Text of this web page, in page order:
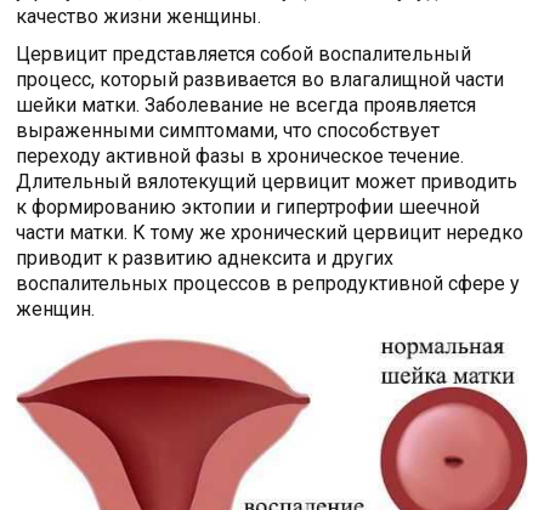
качество жизни женщины.
Цервицит представляется собой воспалительный
процесс, который развивается во влагалищной части
шейки матки. Заболевание не всегда проявляется
выраженными симптомами, что способствует
переходу активной фазы в хроническое течение.
Длительный вялотекущий цервицит может приводить
к формированию эктопии и гипертрофии шеечной
части матки. К тому же хронический цервицит нередко
приводит к развитию аднексита и других
воспалительных процессов в репродуктивной сфере у
женщин.